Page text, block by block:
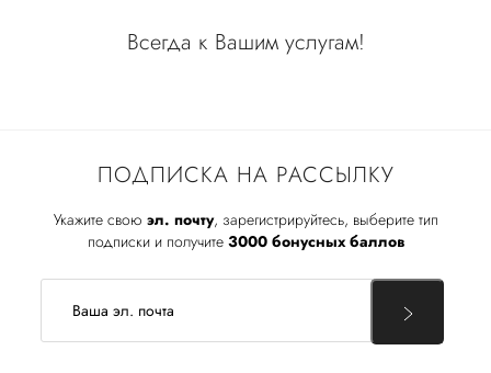
ПОДПИСКА НА РАССЫЛКУ
Укажите свою эл. почту, зарегистрируйтесь, выберите тип
подписки и получите 3000 бонусных баллов
Всегда к Вашим услугам!